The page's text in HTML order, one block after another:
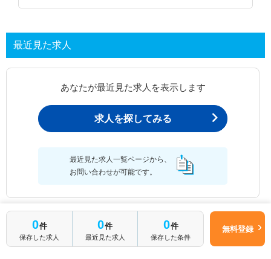
最近見た求人
あなたが最近見た求人を表示します
求人を探してみる
最近見た求人一覧ページから、
お問い合わせが可能です。
最近見た求人一覧
0件
保存した求人
0件
最近見た求人
0件
保存した条件
無料登録